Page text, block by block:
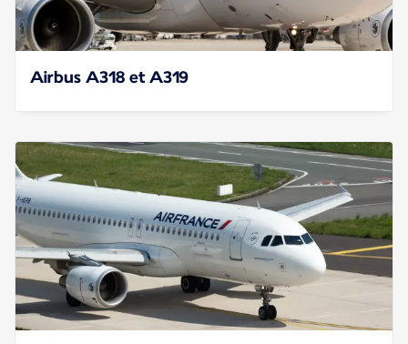
Airbus A318 et A319